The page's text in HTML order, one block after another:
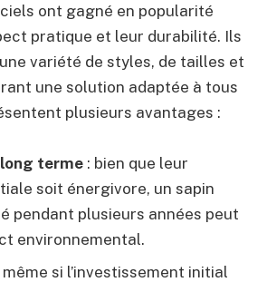
ont gagné en popularité
pratique et leur durabilité. Ils
variété de styles, de tailles et
une solution adaptée à tous
plusieurs avantages :
terme : bien que leur
soit énergivore, un sapin
pendant plusieurs années peut
environnemental.
même si l’investissement initial